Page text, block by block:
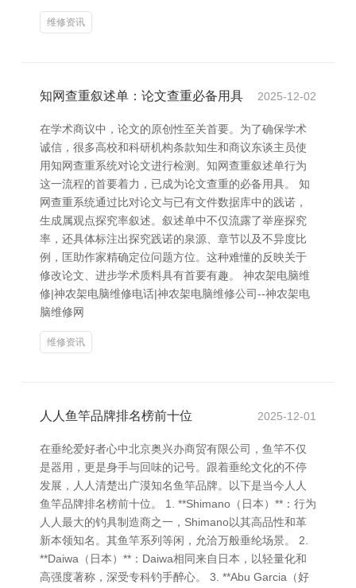
维修资讯
知网查重叙述单：论文查重必备用具 2025-12-02
在学术商议中，论文的原创性至关首要。为了确保学术
诚信，很多高校和科研机构条款知生和商议东谈主员使
用知网查重系统对论文进行检测。知网查重叙述单行为
这一流程的首要着力，已成为论文查重的必备用具。 知
网查重系统通过比对论文与已有文件数据库中的践诺，
生成属观点探究率叙述。叙述单中不仅流露了举座探究
率，还具体标注出探究践诺的泉源、章节以及不异度比
例，匡助作家精确定位问题方位。这种难懂的反映关于
修改论文、进步学术质料具有首要有趣。 神农架电脑维
修|神农架电脑维修电话|神农架电脑维修公司--神农架电
脑维修网
维修资讯
人人鱼竿品牌排名榜前十位 2025-12-01
在垂纶爱好者心中北京奥兴办商贸有限公司，鱼竿不仅
是器用，更是身手与回味的记号。跟着垂纶文化的不停
发展，人人清楚出广漠知名鱼竿品牌。以下是当今人人
鱼竿品牌排名榜前十位。 1. **Shimano（日本）**：行为
人人最大的钓具制造商之一，Shimano以其高品性和革
新本领知名。其鱼竿系列等闲，允洽万般垂纶场景。 2.
**Daiwa（日本）**：Daiwa相同来自日本，以轻量化和
高强度著称，深受专科钓手醉心。 3. **Abu Garcia（好